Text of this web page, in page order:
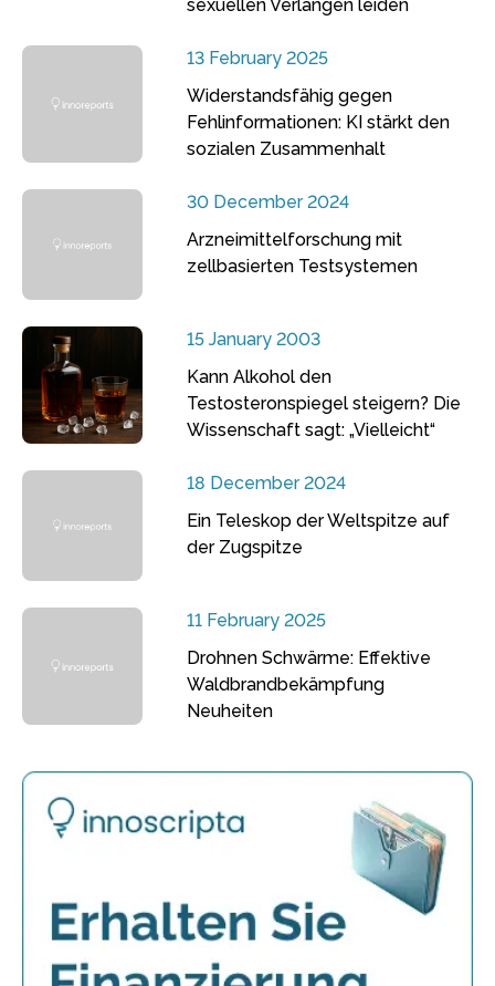
sexuellen Verlangen leiden
13 February 2025
Widerstandsfähig gegen
Fehlinformationen: KI stärkt den
sozialen Zusammenhalt
30 December 2024
Arzneimittelforschung mit
zellbasierten Testsystemen
15 January 2003
Kann Alkohol den
Testosteronspiegel steigern? Die
Wissenschaft sagt: „Vielleicht“
18 December 2024
Ein Teleskop der Weltspitze auf
der Zugspitze
11 February 2025
Drohnen Schwärme: Effektive
Waldbrandbekämpfung
Neuheiten